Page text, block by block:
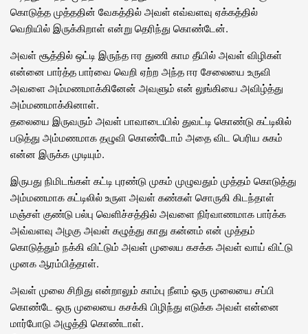
கொடுத்த முத்ததின் வேகத்தில் அவள் எவ்வளவு ஏக்கத்தில்
வெறியில் இருக்கிறாள் என்று தெரிந்து கொண்டேன்.
அவள் சூத்தில் ஒட்டி இருந்த ஈர துணி காம தீயில் அவள் விழிகள்
என்னை பார்த்த பார்வை வெறி ஏற்ற அந்த ஈர சேலையை உருவி
அவளை அம்மணமாக்கினேன் அவளும் என் லுங்கியை அவிழ்த்து
அம்மணமாக்கினாள்.
தலையை இருவரும் அவள் பாவாடையில் துவட்டி கொண்டு கட்டிலில்
படுத்து அம்மணமாக தழுவி கொண்டோம் அதை விட பெரிய சுகம்
என்ன இருக்க முடியும்.
இருபது நிமிடங்கள் கட்டி புரண்டு முகம் முழுவதும் முத்தம் கொடுத்து
அம்மணமாக கட்டிலில் உருள அவள் கண்கள் சொருகி கிடந்தாள்
மஞ்சள் குண்டு பல்பு வெளிச்சத்தில் அவளை நிர்வாணமாக பார்க்க
அவ்வளவு அழகு அவள் கழுத்து காது கன்னம் என் முத்தம்
கொடுத்தும் நக்கி விட்டும் அவள் முலைய கசக்க அவள் வாய் விட்டு
முனக ஆரம்பித்தாள்.
அவள் முலை சிறிது என்றாலும் காம்பு நீளம் ஒரு முலையை சப்பி
கொண்டே ஒரு முலையை கசக்கி பிழிந்து எடுக்க அவள் என்னை
மார்போடு அழுத்தி கொண்டாள்.